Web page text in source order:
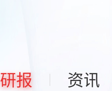
研报 资讯